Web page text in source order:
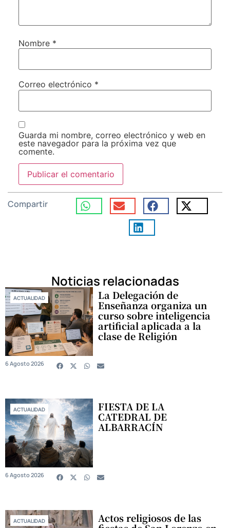
Nombre *
Correo electrónico *
Guarda mi nombre, correo electrónico y web en
este navegador para la próxima vez que
comente.
Compartir
Noticias relacionadas
ACTUALIDAD La Delegación de
Enseñanza organiza un
curso sobre inteligencia
artificial aplicada a la
clase de Religión
6 Agosto 2026
ACTUALIDAD FIESTA DE LA
CATEDRAL DE
ALBARRACÍN
6 Agosto 2026
ACTUALIDAD Actos religiosos de las